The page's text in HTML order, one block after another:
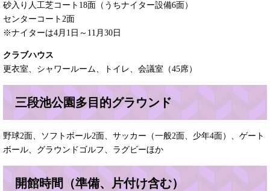
砂入り人工芝コート18面（うちナイター設備6面）
センターコート2面
※ナイターは4月1日～11月30日
クラブハウス
更衣室、シャワールーム、トイレ、会議室（45席）
三段池公園多目的グラウンド
野球2面、ソフトボール2面、サッカー（一般2面、少年4面）、ゲート
ボール、グラウンドゴルフ、ラグビーほか
開館時間（準備、片付け含む）